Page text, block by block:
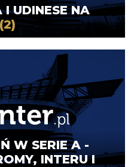
UDINESE NA
(2)
W SERIE A -
INTERU I